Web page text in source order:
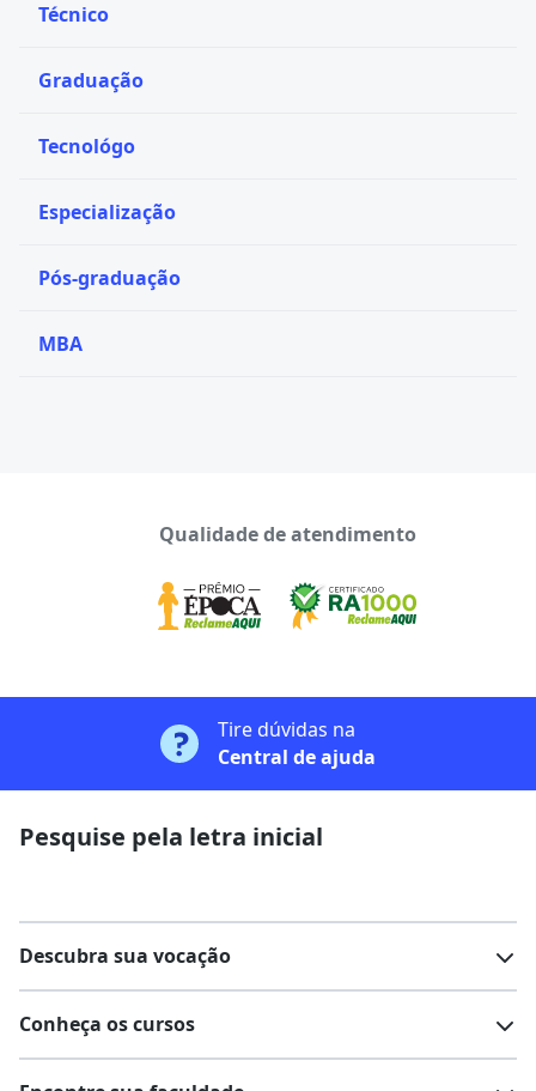
Técnico
Graduação
Tecnológo
Especialização
Pós-graduação
MBA
Qualidade de atendimento
Tire dúvidas na
Central de ajuda
Pesquise pela letra inicial
Descubra sua vocação
Conheça os cursos